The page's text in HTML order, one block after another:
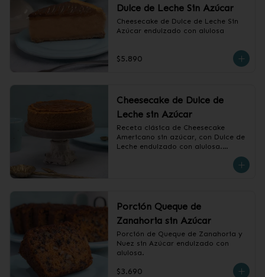
Dulce de Leche Sin Azúcar
Cheesecake de Dulce de Leche Sin
Azúcar endulzado con alulosa
$5.890
Cheesecake de Dulce de
Leche sin Azúcar
Receta clásica de Cheesecake
Americano sin azúcar, con Dulce de
Leche endulzado con alulosa.
Porción Queque de
Zanahoria sin Azúcar
Porción de Queque de Zanahoria y
Nuez sin Azúcar endulzado con
alulosa.
$3.690